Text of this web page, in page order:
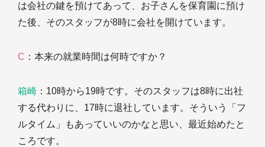
は会社の鍵を預けてあって、お子さんを保育園に預け
た後、そのスタッフが8時に会社を開けています。
C ：本来の就業時間は何時ですか？
箱崎 ：10時から19時です。そのスタッフは8時に出社
する代わりに、17時に退社しています。そういう「フ
ルタイム」もあっていいのかなと思い、最近始めたと
ころです。